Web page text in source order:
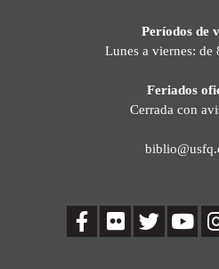
Períodos de
Lunes a viernes: de
Feriados
Cerrada con